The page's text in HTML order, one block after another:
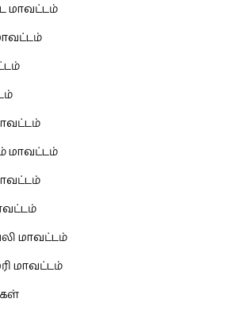
மாவட்டம்
மாவட்டம்
மாவட்டம்
மாவட்டம்